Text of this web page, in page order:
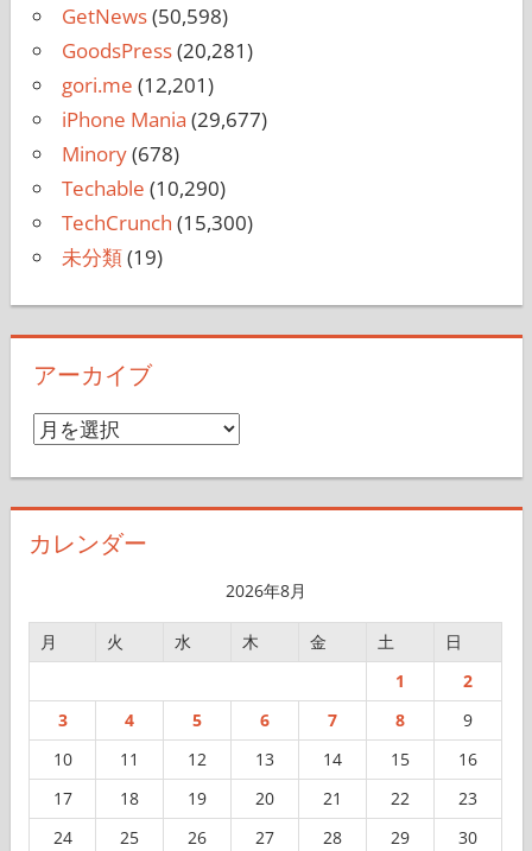
GetNews(50,598)
GoodsPress(20,281)
gori.me (12,201)
iPhone Mania (29,677)
Minory(678)
Techable (10,290)
TechCrunch (15,300)
未分類(19)
アーカイブ
ア
イ
カレンダー
2026年8月
月 火 水 木 金 土
日
1
2
3
4 5 6 7 8
9
10
11 12 13 14 15
16
17
18 19 20 21 22
23
24
25 26 27 28 29
30